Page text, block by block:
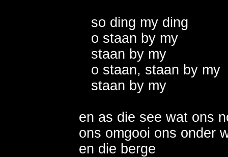
   so ding my ding
   o staan by my
   staan by my
   o staan, staan by my
   staan by my
en as die see wat ons
ons omgooi ons onder
en die berge